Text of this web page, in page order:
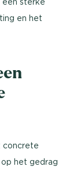
en het
concrete
het gedrag